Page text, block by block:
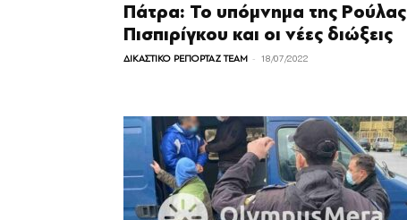
Πάτρα: Το υπόμνημα της Ρούλας
Πισπιρίγκου και οι νέες διώξεις
ΔΙΚΑΣΤΙΚΟ ΡΕΠΟΡΤΑΖ TEAM - 18/07/2022